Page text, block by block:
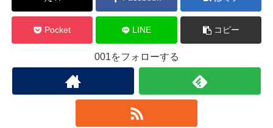
Pocket LINE コピー
001をフォローする